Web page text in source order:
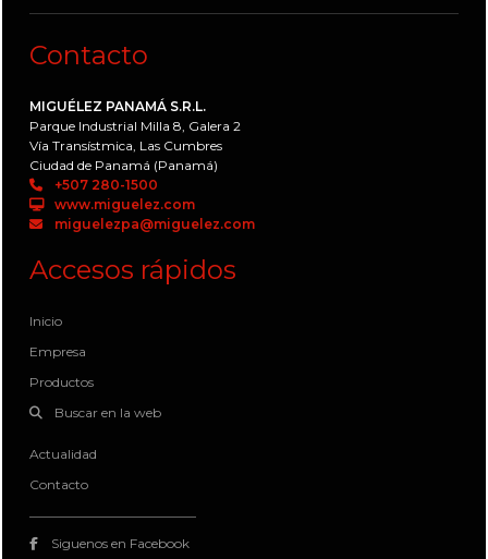
Contacto
MIGUÉLEZ PANAMÁ S.R.L.
Parque Industrial Milla 8, Galera 2
Vía Transístmica, Las Cumbres
Ciudad de Panamá (Panamá)
+507 280-1500
www.miguelez.com
miguelezpa@miguelez.com
Accesos rápidos
Inicio
Empresa
Productos
Buscar en la web
Actualidad
Contacto
Siguenos en Facebook